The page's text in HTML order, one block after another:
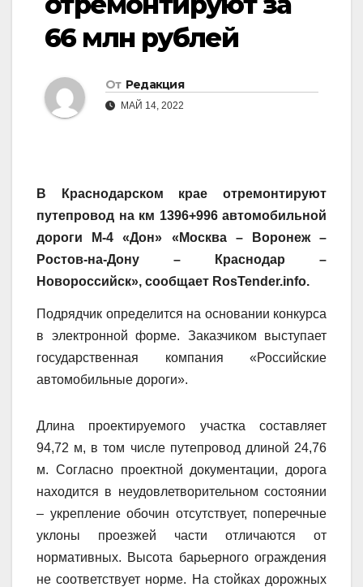
66 млн рублей
От Редакция
МАЙ 14, 2022
В Краснодарском крае отремонтируют
путепровод на км 1396+996 автомобильной
дороги М-4 «Дон» «Москва – Воронеж –
Ростов-на-Дону – Краснодар –
Новороссийск», сообщает RosTender.info.
Подрядчик определится на основании конкурса
в электронной форме. Заказчиком выступает
государственная компания «Российские
автомобильные дороги».
Длина проектируемого участка составляет
94,72 м, в том числе путепровод длиной 24,76
м. Согласно проектной документации, дорога
находится в неудовлетворительном состоянии
– укрепление обочин отсутствует, поперечные
уклоны проезжей части отличаются от
нормативных. Высота барьерного ограждения
не соответствует норме. На стойках дорожных